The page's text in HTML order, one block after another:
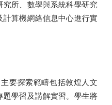
所、數學與系統科學研究
計算機網絡信息中心進行實
探索範疇包括敦煌人文
學習及講解實習。學生將